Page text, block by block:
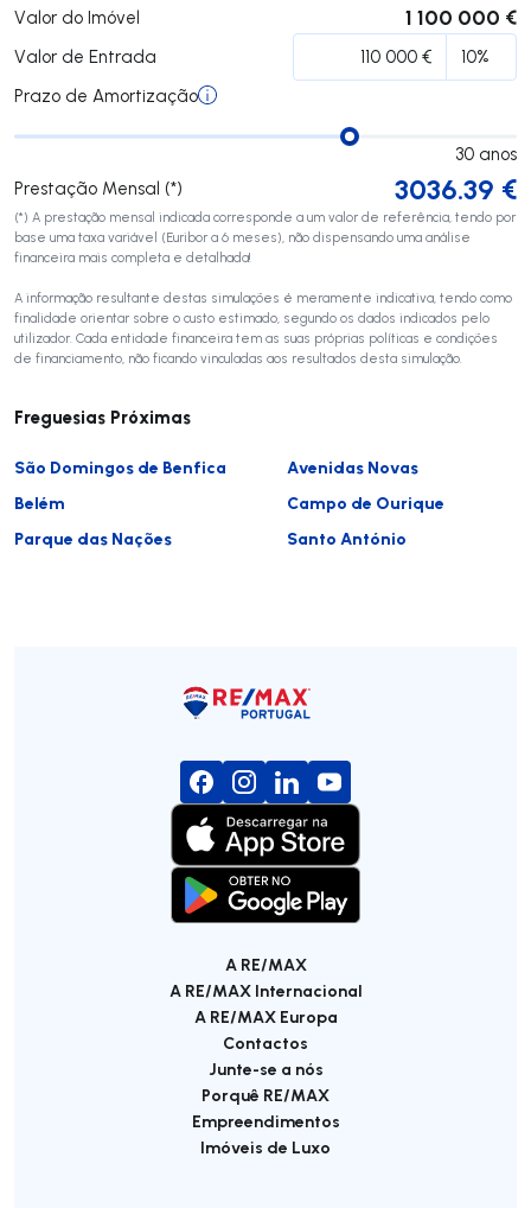
Valor do Imóvel 1 100 000 €
Valor de Entrada
Prazo de Amortização
30 anos
Prestação Mensal (*)
3036.39 €
(*) A prestação mensal indicada corresponde a um valor de referência, tendo por
base uma taxa variável (Euribor a 6 meses), não dispensando uma análise
financeira mais completa e detalhada!
A informação resultante destas simulações é meramente indicativa, tendo como
finalidade orientar sobre o custo estimado, segundo os dados indicados pelo
utilizador. Cada entidade financeira tem as suas próprias políticas e condições
de financiamento, não ficando vinculadas aos resultados desta simulação.
Freguesias Próximas
São Domingos de Benfica
Avenidas Novas
Belém
Campo de Ourique
Parque das Nações
Santo António
A RE/MAX
A RE/MAX Internacional
A RE/MAX Europa
Contactos
Junte-se a nós
Porquê RE/MAX
Empreendimentos
Imóveis de Luxo